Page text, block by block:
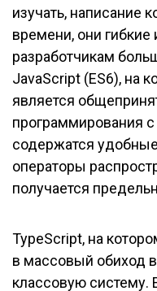
изучать, написание
времени, они
разработчикам
JavaScript (ES6), на
является
программирования с
содержатся
операторы
получается
TypeScript, на
в массовый обиход
классовую систему.